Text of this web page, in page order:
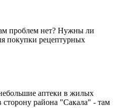
проблем нет? Нужны ли
покупки рецептурных
аптеки в жилых
района "Сакала" - там